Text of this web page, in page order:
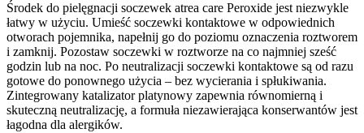
Środek do pielęgnacji soczewek atrea care Peroxide jest niezwykle
łatwy w użyciu. Umieść soczewki kontaktowe w odpowiednich
otworach pojemnika, napełnij go do poziomu oznaczenia roztworem
i zamknij. Pozostaw soczewki w roztworze na co najmniej sześć
godzin lub na noc. Po neutralizacji soczewki kontaktowe są od razu
gotowe do ponownego użycia – bez wycierania i spłukiwania.
Zintegrowany katalizator platynowy zapewnia równomierną i
skuteczną neutralizację, a formuła niezawierająca konserwantów jest
łagodna dla alergików.